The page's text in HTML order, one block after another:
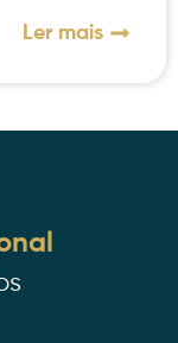
Ler mais